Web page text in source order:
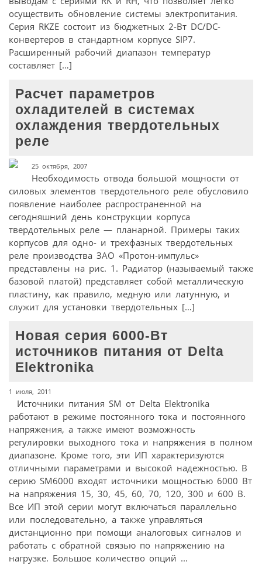
осуществить обновление системы электропитания.
Серия RKZE состоит из бюджетных 2-Вт DC/DC-
конвертеров в стандартном корпусе SIP7.
Расширенный рабочий диапазон температур
составляет […]
Расчет параметров
охладителей в системах
охлаждения твердотельных
реле
25 октября, 2007
Необходимость отвода большой мощности от
силовых элементов твердотельного реле обусловило
появление наиболее распространенной на
сегодняшний день конструкции корпуса
твердотельных реле — планарной. Примеры таких
корпусов для одно- и трехфазных твердотельных
реле производства ЗАО «Протон-импульс»
представлены на рис. 1. Радиатор (называемый также
базовой платой) представляет собой металлическую
пластину, как правило, медную или латунную, и
служит для установки твердотельных […]
Новая серия 6000-Вт
источников питания от Delta
Elektronika
1 июля, 2011
Источники питания SM от Delta Elektronika
работают в режиме постоянного тока и постоянного
напряжения, а также имеют возможность
регулировки выходного тока и напряжения в полном
диапазоне. Кроме того, эти ИП характеризуются
отличными параметрами и высокой надежностью. В
серию SM6000 входят источники мощностью 6000 Вт
на напряжения 15, 30, 45, 60, 70, 120, 300 и 600 В.
Все ИП этой серии могут включаться параллельно
или последовательно, а также управляться
дистанционно при помощи аналоговых сигналов и
работать с обратной связью по напряжению на
нагрузке. Большое количество опций ...